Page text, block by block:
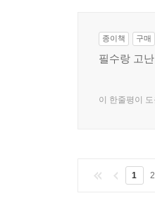
Day 35 History
Day 36 Religion
Day 38 War &
종이책 구매
필수랑 고
이 한줄평이
1 2